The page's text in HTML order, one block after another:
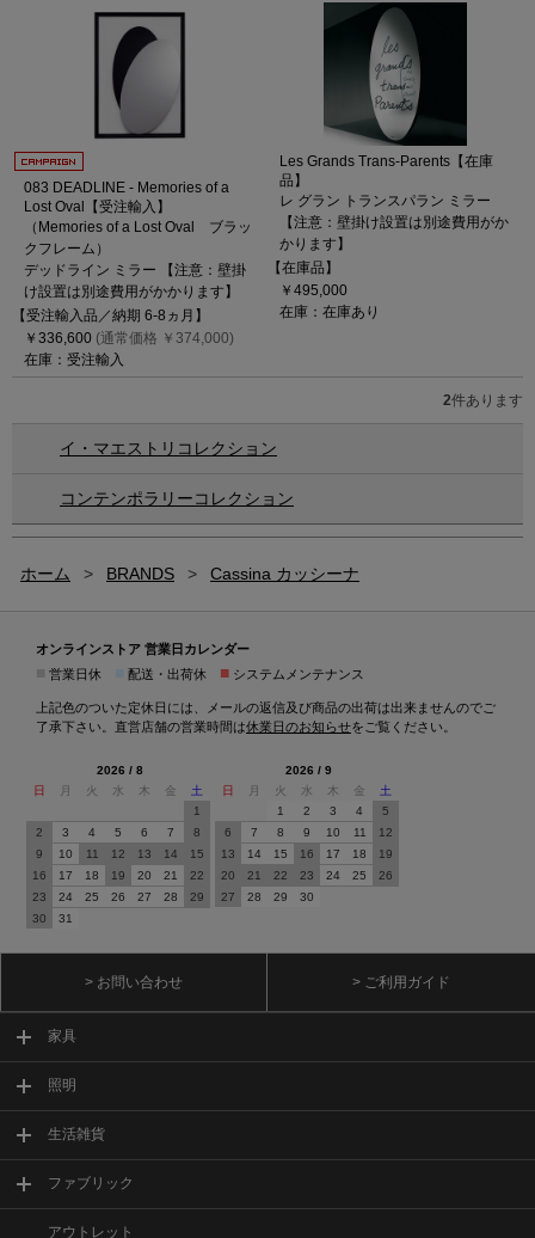
083 DEADLINE - Memories of a
Lost Oval【受注輸入】
（Memories of a Lost Oval ブラッ
クフレーム）
デッドライン ミラー 【注意：壁掛
け設置は別途費用がかかります】
【受注輸入品／納期 6-8ヵ月】
￥336,600 (通常価格 ￥374,000)
在庫：受注輸入
Les Grands Trans-Parents【在庫
品】
レ グラン トランスパラン ミラー
【注意：壁掛け設置は別途費用がか
かります】
【在庫品】
￥495,000
在庫：在庫あり
2件あります
イ・マエストリコレクション
コンテンポラリーコレクション
ホーム > BRANDS > Cassina カッシーナ
オンラインストア 営業日カレンダー
営業日休 配送・出荷休 ■ システムメンテナンス
上記色のついた定休日には、メールの返信及び商品の出荷は出来ませんのでご
了承下さい。直営店舗の営業時間は休業日のお知らせをご覧ください。
2026 / 8
日
月 火 水 木 金
土
1
2
3 4 5 6 7
8
9
10 11 12 13 14
15
16
17 18 19 20 21
22
23
24 25 26 27 28
29
30
31
2026 / 9
日
月 火 水 木 金
土
1
2 3 4
5
6
7 8 9 10 11
12
13
14 15 16 17 18
19
20
21 22 23 24 25
26
27
28 29 30
> お問い合わせ > ご利用ガイド
家具
照明
生活雑貨
ファブリック
アウトレット